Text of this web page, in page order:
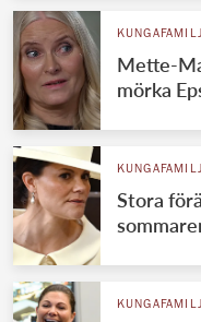
Mette-
mörka
Stora